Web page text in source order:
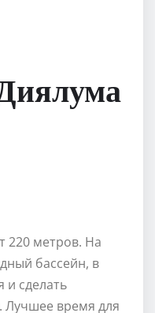
220 метров. На
бассейн, в
и сделать
время для